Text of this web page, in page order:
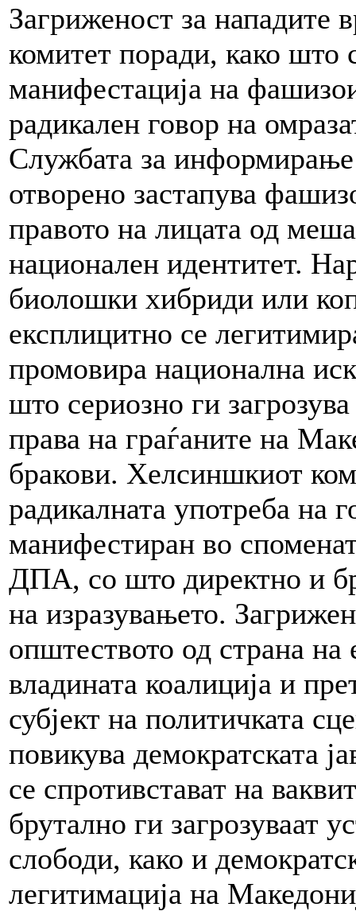
Загриженост за нападите
комитет поради, како што
манифестација на
радикален говор на
Службата за
отворено застапува
правото на лицата од
национален идентитет.
биолошки хибриди или
експлицитно се
промовира национална
што сериозно ги
права на граѓаните на
бракови. Хелсиншкиот
радикалната употреба на
манифестиран во
ДПА, со што директно и
на изразувањето.
општеството од страна на
владината коалиција и
субјект на политичката
повикува демократската
се спротивстават на
брутално ги загрозуваат
слободи, како и
легитимација на